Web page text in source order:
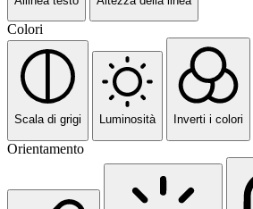
Colori
Scala di grigi Luminosità Inverti i colori
Orientamento